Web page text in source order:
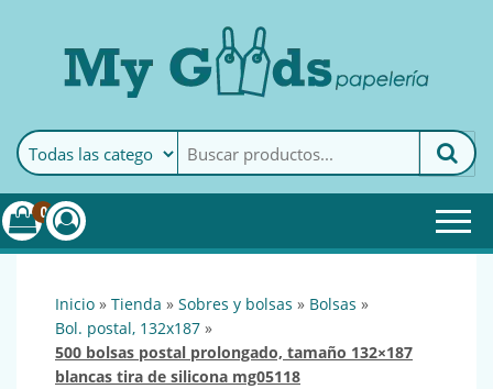
MyGoods · PapeleríaMy Goods es tu papelería
online de confianza. Podrás
encontrar todo lo necesario
0
inicio » tienda » sobres y bolsas » bolsas »
bol. postal, 132x187 »
500 bolsas postal prolongado, tamaño 132×187
blancas tira de silicona mg05118